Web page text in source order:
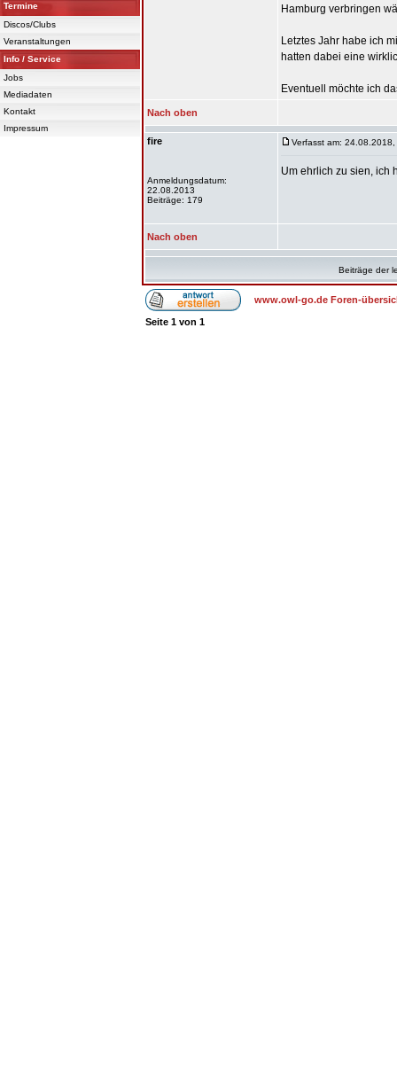
Termine
Discos/Clubs
Veranstaltungen
Info / Service
Jobs
Mediadaten
Kontakt
Impressum
Hamburg verbringen
Letztes Jahr habe ich
hatten dabei eine
Eventuell möchte ich
Nach oben
fire
Anmeldungsdatum:
22.08.2013
Beiträge: 179
Verfasst am:
Um ehrlich zu sien, ich
Nach oben
Beiträge der
www.owl-go.de Foren-
Seite 1 von 1